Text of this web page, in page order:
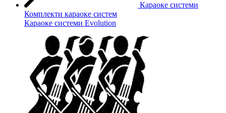
Караоке системи
Комплекти караоке систем
Караоке системи Evolution